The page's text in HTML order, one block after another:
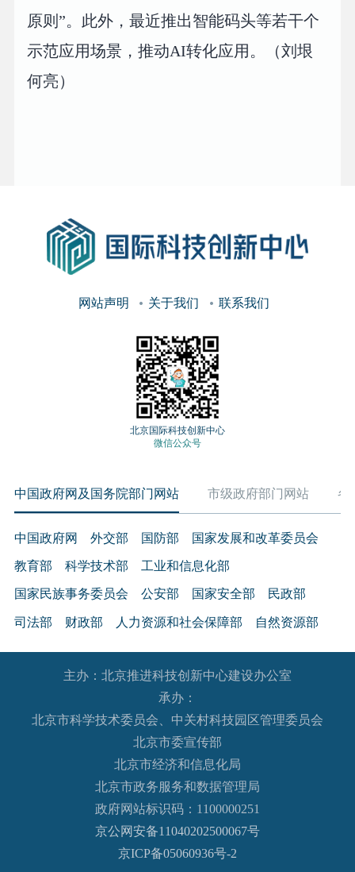
原则”。此外，最近推出智能码头等若干个
示范应用场景，推动AI转化应用。（刘垠
何亮）
网站声明 关于我们 联系我们
北京国际科技创新中心
微信公众号
中国政府网及国务院部门网站 市级政府部门网站 各
中国政府网 外交部 国防部 国家发展和改革委员会
教育部 科学技术部 工业和信息化部
国家民族事务委员会 公安部 国家安全部 民政部
司法部 财政部 人力资源和社会保障部 自然资源部
生态环境部 住房和城乡建设部 交通运输部 水利部
农业农村部 商务部 文化和旅游部
退役军人事务部
国家语言文字工作委员会
国家航天局 国家原子能机构
国家核安全局
国务院国有资产监督管理委员会
国家市场监督管理总局
主办：北京推进科技创新中心建设办公室
承办：
北京市科学技术委员会、中关村科技园区管理委员会
北京市委宣传部
北京市经济和信息化局
北京市政务服务和数据管理局
政府网站标识码：1100000251
京公网安备11040202500067号
京ICP备05060936号-2